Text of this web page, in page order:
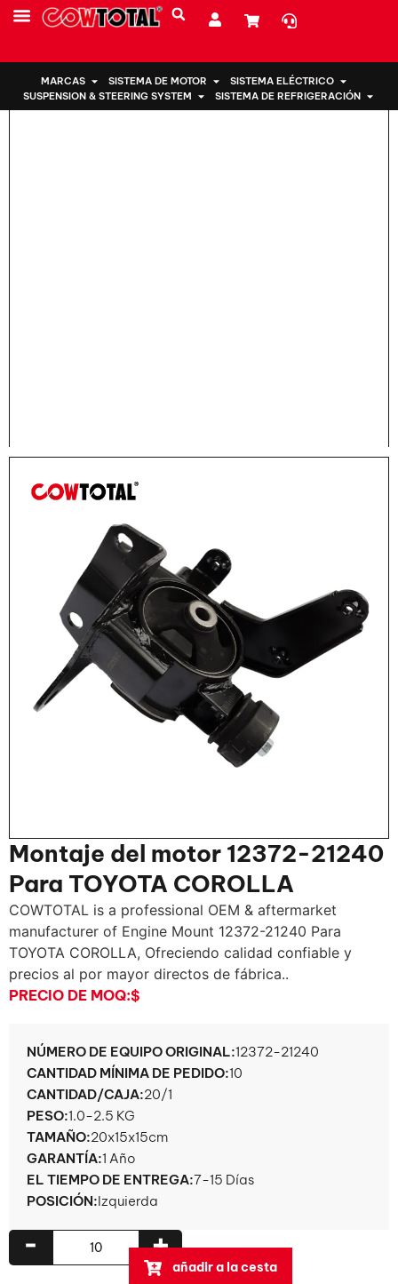
MARCAS SISTEMA DE MOTOR
SISTEMA ELÉCTRICO
SUSPENSION & STEERING SYSTEM
SISTEMA DE REFRIGERACIÓN
Hogar >
Montaje del motor 12372-21240
Para TOYOTA COROLLA
COWTOTAL is a professional OEM & aftermarket
manufacturer of Engine Mount 12372-21240 Para
TOYOTA COROLLA, Ofreciendo calidad confiable y
precios al por mayor directos de fábrica..
PRECIO DE MOQ:$
NÚMERO DE EQUIPO ORIGINAL:12372-21240
CANTIDAD MÍNIMA DE PEDIDO:10
CANTIDAD/CAJA:20/1
PESO:1.0-2.5 KG
TAMAÑO:20x15x15cm
GARANTÍA:1 Año
EL TIEMPO DE ENTREGA:7-15 Días
POSICIÓN:Izquierda
+
-
añadir a la cesta